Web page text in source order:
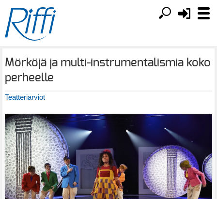
Mörköjä ja multi-instrumentalismia koko
perheelle
Teatteriarviot